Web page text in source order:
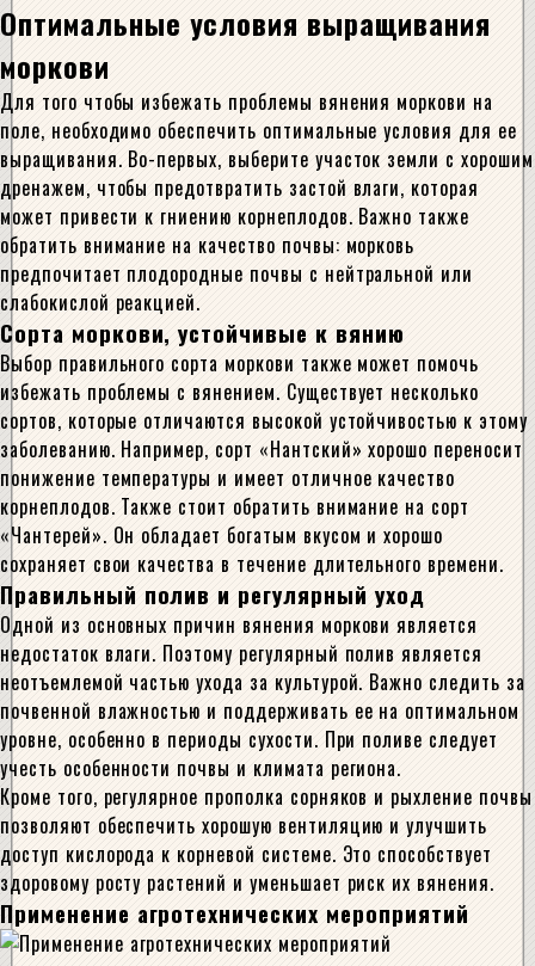
Оптимальные условия выращивания
моркови
Для того чтобы избежать проблемы вянения моркови на
поле, необходимо обеспечить оптимальные условия для ее
выращивания. Во-первых, выберите участок земли с хорошим
дренажем, чтобы предотвратить застой влаги, которая
может привести к гниению корнеплодов. Важно также
обратить внимание на качество почвы: морковь
предпочитает плодородные почвы с нейтральной или
слабокислой реакцией.
Сорта моркови, устойчивые к вянию
Выбор правильного сорта моркови также может помочь
избежать проблемы с вянением. Существует несколько
сортов, которые отличаются высокой устойчивостью к этому
заболеванию. Например, сорт «Нантский» хорошо переносит
понижение температуры и имеет отличное качество
корнеплодов. Также стоит обратить внимание на сорт
«Чантерей». Он обладает богатым вкусом и хорошо
сохраняет свои качества в течение длительного времени.
Правильный полив и регулярный уход
Одной из основных причин вянения моркови является
недостаток влаги. Поэтому регулярный полив является
неотъемлемой частью ухода за культурой. Важно следить за
почвенной влажностью и поддерживать ее на оптимальном
уровне, особенно в периоды сухости. При поливе следует
учесть особенности почвы и климата региона.
Кроме того, регулярное прополка сорняков и рыхление почвы
позволяют обеспечить хорошую вентиляцию и улучшить
доступ кислорода к корневой системе. Это способствует
здоровому росту растений и уменьшает риск их вянения.
Применение агротехнических мероприятий